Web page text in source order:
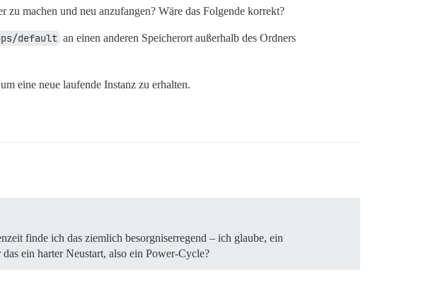
machen und neu anzufangen? Wäre das Folgende korrekt?
default an einen anderen Speicherort außerhalb des Ordners
eine neue laufende Instanz zu erhalten.
finde ich das ziemlich besorgniserregend – ich glaube, ein
ein harter Neustart, also ein Power-Cycle?